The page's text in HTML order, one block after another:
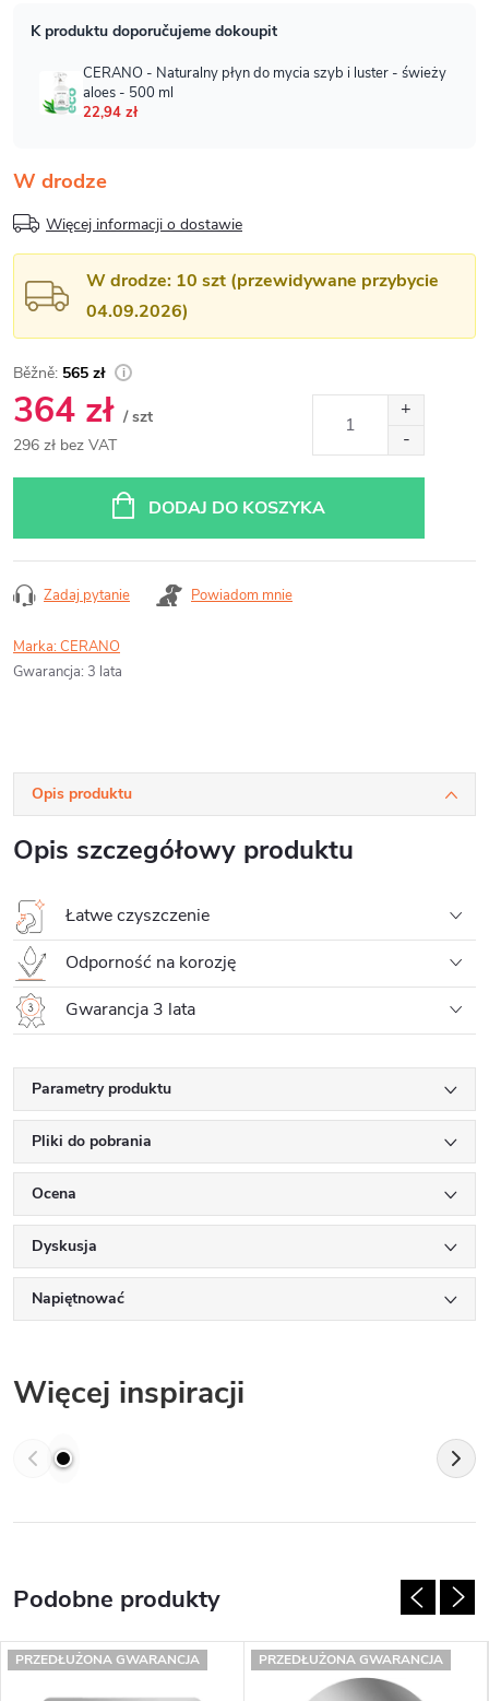
W drodze
Więcej informacji o dostawie
W drodze: 10 szt (przewidywane przybycie
04.09.2026)
565 zł
364 zł / szt
296 zł bez VAT
DODAJ DO KOSZYKA
Zadaj pytanie Powiadom mnie
Marka:CERANO
Gwarancja: 3 lata
Opis produktu
Opis szczegółowy produktu
Łatwe czyszczenie
Odporność na korozję
Gwarancja 3 lata
Parametry produktu
Pliki do pobrania
Ocena
Dyskusja
Napiętnować
Więcej inspiracji
PRZEDŁUŻONA GWARANCJA PRZEDŁUŻONA GWARANCJA